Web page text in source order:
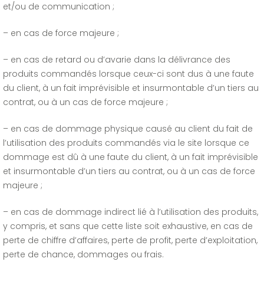
et/ou de communication ;
– en cas de force majeure ;
– en cas de retard ou d’avarie dans la délivrance des
produits commandés lorsque ceux-ci sont dus à une faute
du client, à un fait imprévisible et insurmontable d’un tiers au
contrat, ou à un cas de force majeure ;
– en cas de dommage physique causé au client du fait de
l’utilisation des produits commandés via le site lorsque ce
dommage est dû à une faute du client, à un fait imprévisible
et insurmontable d’un tiers au contrat, ou à un cas de force
majeure ;
– en cas de dommage indirect lié à l’utilisation des produits,
y compris, et sans que cette liste soit exhaustive, en cas de
perte de chiffre d’affaires, perte de profit, perte d’exploitation,
perte de chance, dommages ou frais.